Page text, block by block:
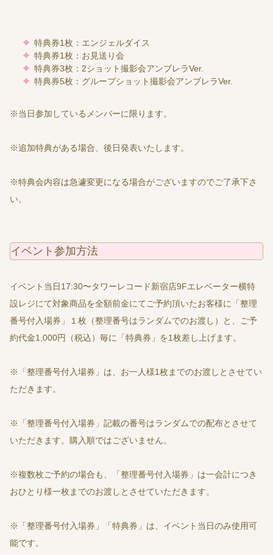
特典券1枚：エンジェルダイス
特典券1枚：お見送り会
特典券3枚：2ショット撮影会アンブレラVer.
特典券5枚：グループショット撮影会アンブレラVer.
※当日参加しているメンバーに限ります。
※追加特典がある場合、後日発表いたします。
※特典会内容は急遽変更になる場合がございますのでご了承下さ
い。
イベント参加方法
イベント当日17:30〜タワーレコード新宿店9Fエレベーター横特
設レジにて対象商品を全額前金にてご予約頂いたお客様に「整理
番号付入場券」１枚（整理番号はランダムでのお渡し）と、ご予
約代金1,000円（税込）毎に「特典券」を1枚差し上げます。
※「整理番号付入場券」は、お一人様1枚までのお渡しとさせてい
ただきます。
※「整理番号付入場券」記載の番号はランダムでの配布とさせて
いただきます。購入順ではございません。
※複数枚ご予約の場合も、「整理番号付入場券」は一会計につき
おひとり様一枚までのお渡しとさせていただきます。
※「整理番号付入場券」「特典券」は、イベント当日のみ使用可
能です。